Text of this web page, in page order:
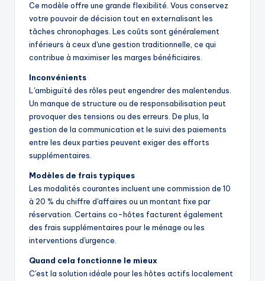
Ce modèle offre une grande flexibilité. Vous conservez
votre pouvoir de décision tout en externalisant les
tâches chronophages. Les coûts sont généralement
inférieurs à ceux d'une gestion traditionnelle, ce qui
contribue à maximiser les marges bénéficiaires.
Inconvénients
L'ambiguïté des rôles peut engendrer des malentendus.
Un manque de structure ou de responsabilisation peut
provoquer des tensions ou des erreurs. De plus, la
gestion de la communication et le suivi des paiements
entre les deux parties peuvent exiger des efforts
supplémentaires.
Modèles de frais typiques
Les modalités courantes incluent une commission de 10
à 20 % du chiffre d'affaires ou un montant fixe par
réservation. Certains co-hôtes facturent également
des frais supplémentaires pour le ménage ou les
interventions d'urgence.
Quand cela fonctionne le mieux
C'est la solution idéale pour les hôtes actifs localement